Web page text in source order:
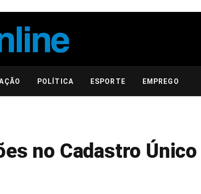
POLÍTICA ESPORTE EMPREGO
no Cadastro Único